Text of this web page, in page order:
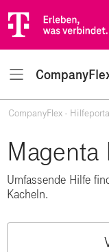
Navigation
CompanyFlex -
Magenta
Umfassende Hilfe
Kacheln.